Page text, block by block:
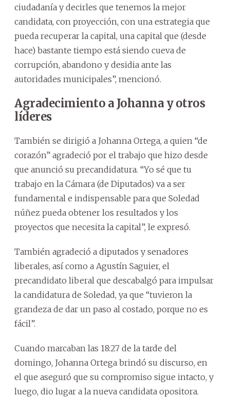
ciudadanía y decirles que tenemos la mejor
candidata, con proyección, con una estrategia que
pueda recuperar la capital, una capital que (desde
hace) bastante tiempo está siendo cueva de
corrupción, abandono y desidia ante las
autoridades municipales”, mencionó.
Agradecimiento a Johanna y otros
líderes
También se dirigió a Johanna Ortega, a quien “de
corazón” agradeció por el trabajo que hizo desde
que anunció su precandidatura. “Yo sé que tu
trabajo en la Cámara (de Diputados) va a ser
fundamental e indispensable para que Soledad
núñez pueda obtener los resultados y los
proyectos que necesita la capital”, le expresó.
También agradeció a diputados y senadores
liberales, así como a Agustín Saguier, el
precandidato liberal que descabalgó para impulsar
la candidatura de Soledad, ya que “tuvieron la
grandeza de dar un paso al costado, porque no es
fácil”.
Cuando marcaban las 18:27 de la tarde del
domingo, Johanna Ortega brindó su discurso, en
el que aseguró que su compromiso sigue intacto, y
luego, dio lugar a la nueva candidata opositora.